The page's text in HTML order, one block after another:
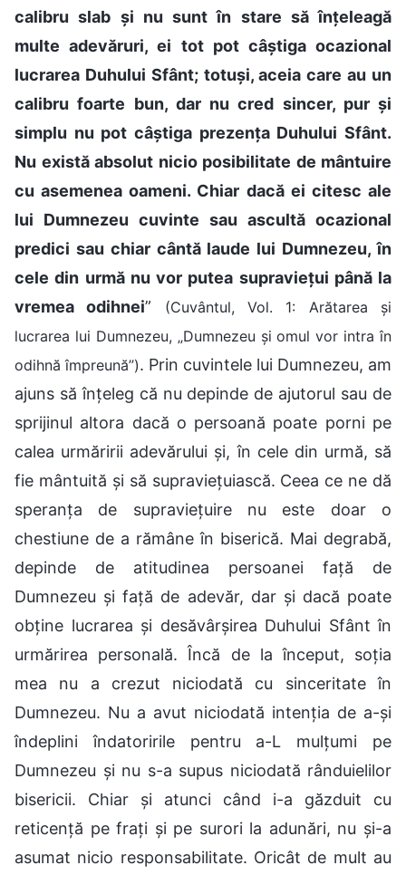
calibru slab și nu sunt în stare să înțeleagă
multe adevăruri, ei tot pot câștiga ocazional
lucrarea Duhului Sfânt; totuși, aceia care au un
calibru foarte bun, dar nu cred sincer, pur și
simplu nu pot câștiga prezența Duhului Sfânt.
Nu există absolut nicio posibilitate de mântuire
cu asemenea oameni. Chiar dacă ei citesc ale
lui Dumnezeu cuvinte sau ascultă ocazional
predici sau chiar cântă laude lui Dumnezeu, în
cele din urmă nu vor putea supraviețui până la
vremea odihnei” (Cuvântul, Vol. 1: Arătarea și
lucrarea lui Dumnezeu, „Dumnezeu și omul vor intra în
odihnă împreună”). Prin cuvintele lui Dumnezeu, am
ajuns să înțeleg că nu depinde de ajutorul sau de
sprijinul altora dacă o persoană poate porni pe
calea urmăririi adevărului și, în cele din urmă, să
fie mântuită și să supraviețuiască. Ceea ce ne dă
speranța de supraviețuire nu este doar o
chestiune de a rămâne în biserică. Mai degrabă,
depinde de atitudinea persoanei față de
Dumnezeu și față de adevăr, dar și dacă poate
obține lucrarea și desăvârșirea Duhului Sfânt în
urmărirea personală. Încă de la început, soția
mea nu a crezut niciodată cu sinceritate în
Dumnezeu. Nu a avut niciodată intenția de a-și
îndeplini îndatoririle pentru a-L mulțumi pe
Dumnezeu și nu s-a supus niciodată rânduielilor
bisericii. Chiar și atunci când i-a găzduit cu
reticență pe frați și pe surori la adunări, nu și-a
asumat nicio responsabilitate. Oricât de mult au